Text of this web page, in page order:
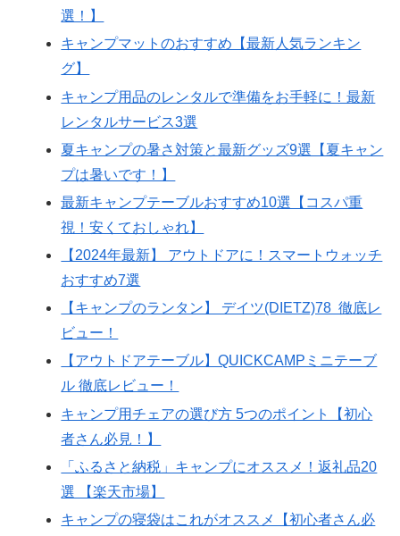
選！】
キャンプマットのおすすめ【最新人気ランキン
グ】
キャンプ用品のレンタルで準備をお手軽に！最新
レンタルサービス3選
夏キャンプの暑さ対策と最新グッズ9選【夏キャン
プは暑いです！】
最新キャンプテーブルおすすめ10選【コスパ重
視！安くておしゃれ】
【2024年最新】 アウトドアに！スマートウォッチ
おすすめ7選
【キャンプのランタン】 デイツ(DIETZ)78 徹底レ
ビュー！
【アウトドアテーブル】QUICKCAMPミニテーブ
ル 徹底レビュー！
キャンプ用チェアの選び方 5つのポイント【初心
者さん必見！】
「ふるさと納税」キャンプにオススメ！返礼品20
選 【楽天市場】
キャンプの寝袋はこれがオススメ【初心者さん必